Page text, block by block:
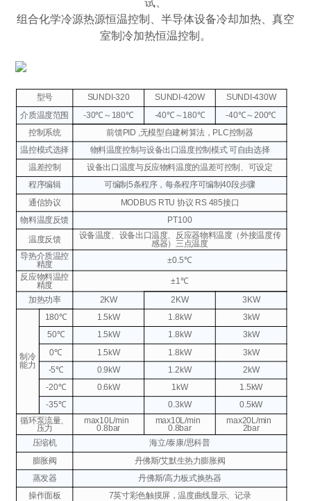
组合化学冷源热源恒温控制、半导体设备冷却加热、真空
室制冷加热恒温控制。
型号 SUNDI-320 SUNDI-420W SUNDI-430W
介质温度范围 -30℃～180℃ -40℃～180℃ -40℃～200℃
控制系统
前馈PID ,无模型自建树算法，PLC控制器
温控模式选择
物料温度控制与设备出口温度控制模式 可自由选择
温差控制
设备出口温度与反应物料温度的温差可控制、可设定
程序编辑
可编制5条程序，每条程序可编制40段步骤
通信协议 MODBUS RTU 协议 RS 485接口
物料温度反馈 PT100
温度反馈 设备温度、设备出口温度、反应器物料温度（外接温度传
感器）三点温度
导热介质温控
精度
±0.5℃
反应物料温控
精度 ±1℃
加热功率 2KW 2KW 3KW
制冷
能力
180℃ 1.5kW 1.8kW 3kW
50℃ 1.5kW 1.8kW 3kW
0℃ 1.5kW 1.8kW 3kW
-5℃ 0.9kW 1.2kW
2kW
-20℃
0.6kW 1kW 1.5kW
-35℃ 0.3kW 0.5kW
循环泵流量、
压力
max10L/min
0.8bar
max10L/min
0.8bar
max20L/min
2bar
压缩机 海立/泰康/思科普
膨胀阀
丹佛斯/艾默生热力膨胀阀
蒸发器
丹佛斯/高力板式换热器
操作面板 7英寸彩色触摸屏，温度曲线显示、记录